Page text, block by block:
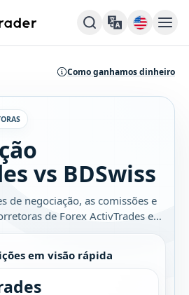
Como ganhamos dinheiro
vs BDSwiss
de negociação, as comissões e
de Forex ActivTrades e
é a melhor opção para você.
em visão rápida